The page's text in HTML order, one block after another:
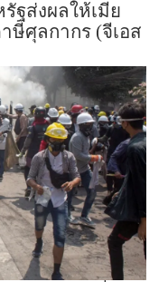
ฐส่งผลให้เมีย
ษีศุลกากร (จีเอส